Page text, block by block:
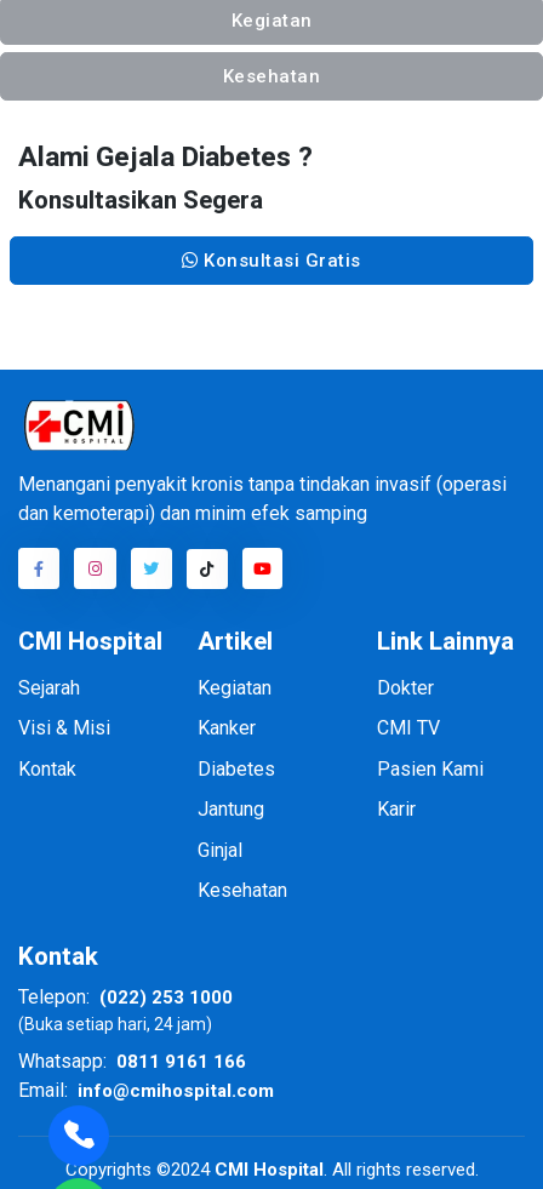
Kegiatan
Kesehatan
Alami Gejala Diabetes ?
Konsultasikan Segera
Konsultasi Gratis
Menangani penyakit kronis tanpa tindakan invasif (operasi
dan kemoterapi) dan minim efek samping
CMI Hospital
Sejarah
Visi & Misi
Kontak
Artikel
Kegiatan
Kanker
Diabetes
Jantung
Ginjal
Kesehatan
Link Lainnya
Dokter
CMI TV
Pasien Kami
Karir
Kontak
Telepon: (022) 253 1000
(Buka setiap hari, 24 jam)
Whatsapp: 0811 9161 166
Email: info@cmihospital.com
Copyrights ©2024CMI Hospital . All rights reserved.